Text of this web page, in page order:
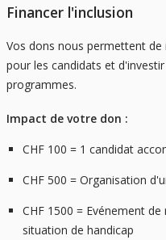
Financer l'inclusion
Vos dons nous permettent
pour les candidats et
programmes.
Impact de votre don :
CHF 100 = 1 candidat
CHF 500 = Organisation
CHF 1500 = Evénement
situation de handicap